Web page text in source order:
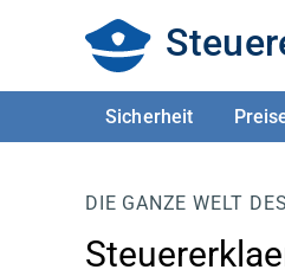
Sicherheit
DIE GANZE WELT